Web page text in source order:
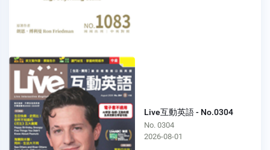
Live互動英語 - No.0304
No. 0304
2026-08-01